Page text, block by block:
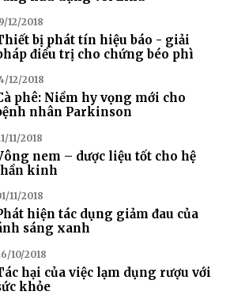
12/2018
bị phát tín hiệu báo - giải
điều trị cho chứng béo phì
12/2018
phê: Niềm hy vọng mới cho
nhân Parkinson
11/2018
nem – dược liệu tốt cho hệ
kinh
11/2018
hiện tác dụng giảm đau của
sáng xanh
10/2018
hại của việc lạm dụng rượu với
khỏe